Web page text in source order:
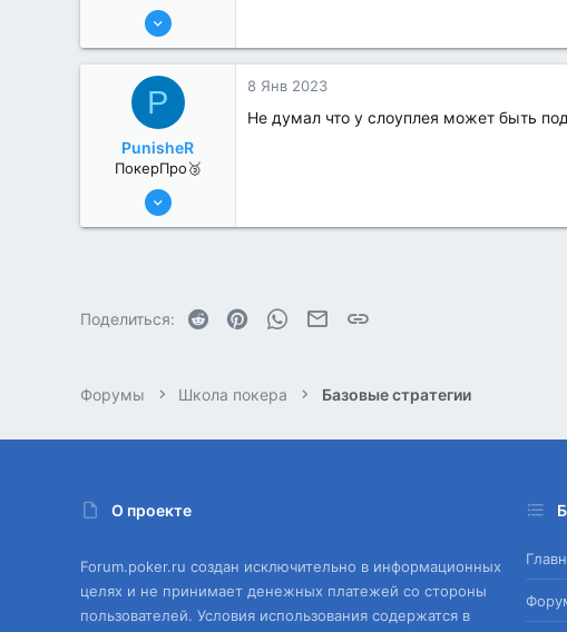
11 Авг 2022
0
P
PunisheR
ПокерПро🥉
17 Авг 2022
8 Янв 2023
Не думал что у слоуплея может быть
Поделиться: Reddit PinterestWhatsAppЭлектронная почта
Форумы Школа покера Базовые стратегии
О проекте
Forum.poker.ru создан исключительно в информационных
целях и не принимает денежных платежей со стороны
пользователей. Условия использования содержатся в